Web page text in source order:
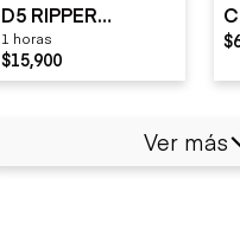
D5 RIPPER
MULTISHANK W/3
TEETH STRAIGHT
1 horas
$15,900
Ver más